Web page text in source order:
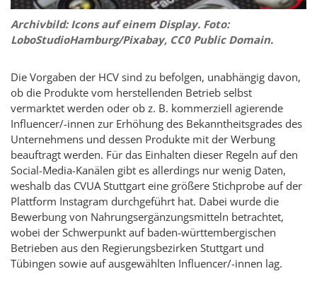
Archivbild:Iconsauf einem Display. Foto:
LoboStudioHamburg/Pixabay, CC0 Public Domain.
Die Vorgaben der HCV sind zu befolgen, unabhängig davon,
ob die Produkte vom herstellenden Betrieb selbst
vermarktet werden oder ob z. B. kommerziell agierende
Influencer/-innen zur Erhöhung des Bekanntheitsgrades des
Unternehmens und dessen Produkte mit der Werbung
beauftragt werden. Für das Einhalten dieser Regeln auf den
Social-Media-Kanälen gibt es allerdings nur wenig Daten,
weshalb das CVUA Stuttgart eine größere Stichprobe auf der
Plattform Instagram durchgeführt hat. Dabei wurde die
Bewerbung von Nahrungsergänzungsmitteln betrachtet,
wobei der Schwerpunkt auf baden-württembergischen
Betrieben aus den Regierungsbezirken Stuttgart und
Tübingen sowie auf ausgewählten Influencer/-innen lag.